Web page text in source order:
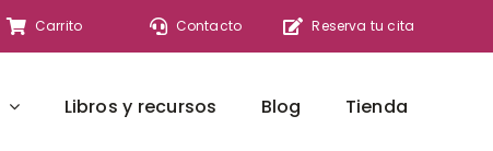
Carrito Contacto Reserva tu cita
Libros y recursos Blog Tienda